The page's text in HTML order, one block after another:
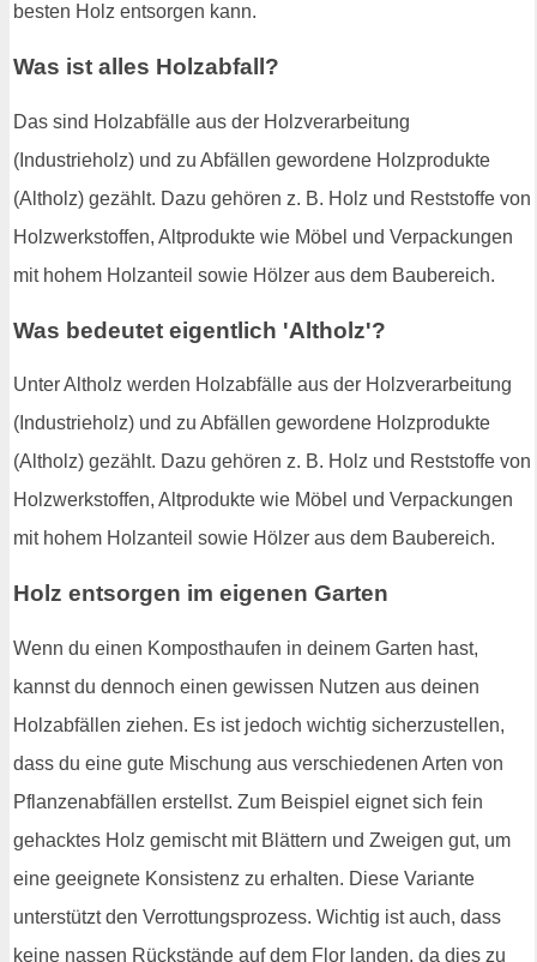
besten Holz entsorgen kann.
Was ist alles Holzabfall?
Das sind Holzabfälle aus der Holzverarbeitung
(Industrieholz) und zu Abfällen gewordene Holzprodukte
(Altholz) gezählt. Dazu gehören z. B. Holz und Reststoffe von
Holzwerkstoffen, Altprodukte wie Möbel und Verpackungen
mit hohem Holzanteil sowie Hölzer aus dem Baubereich.
Was bedeutet eigentlich 'Altholz'?
Unter Altholz werden Holzabfälle aus der Holzverarbeitung
(Industrieholz) und zu Abfällen gewordene Holzprodukte
(Altholz) gezählt. Dazu gehören z. B. Holz und Reststoffe von
Holzwerkstoffen, Altprodukte wie Möbel und Verpackungen
mit hohem Holzanteil sowie Hölzer aus dem Baubereich.
Holz entsorgen im eigenen Garten
Wenn du einen Komposthaufen in deinem Garten hast,
kannst du dennoch einen gewissen Nutzen aus deinen
Holzabfällen ziehen. Es ist jedoch wichtig sicherzustellen,
dass du eine gute Mischung aus verschiedenen Arten von
Pflanzenabfällen erstellst. Zum Beispiel eignet sich fein
gehacktes Holz gemischt mit Blättern und Zweigen gut, um
eine geeignete Konsistenz zu erhalten. Diese Variante
unterstützt den Verrottungsprozess. Wichtig ist auch, dass
keine nassen Rückstände auf dem Flor landen, da dies zu